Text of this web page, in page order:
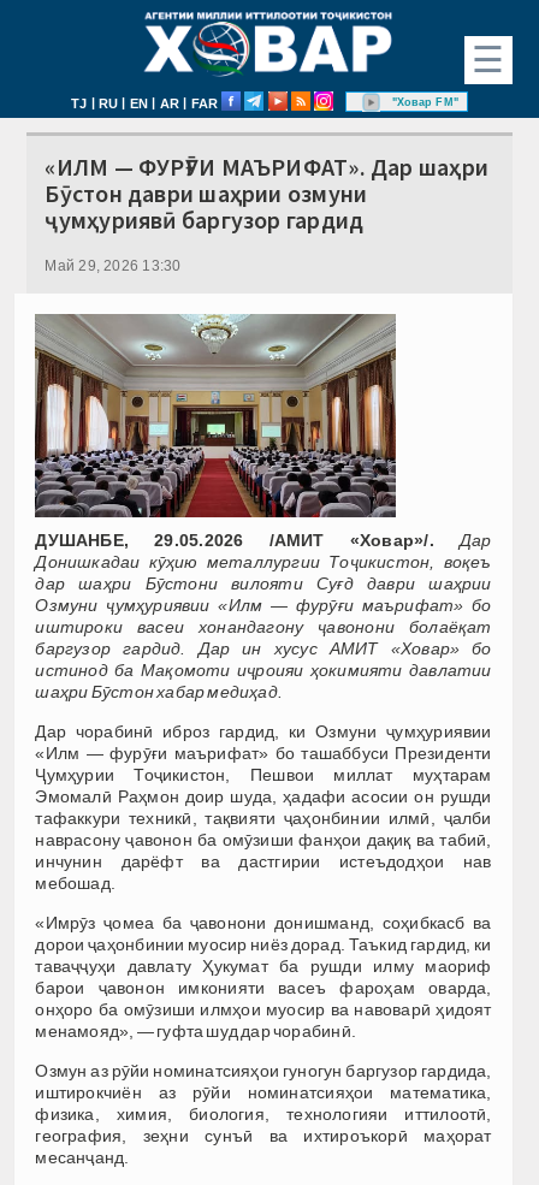
☰
TJ | RU | EN | AR | FAR "Ховар FM"
«ИЛМ — ФУРӮҒИ МАЪРИФАТ». Дар шаҳри
Бӯстон даври шаҳрии озмуни
ҷумҳуриявӣ баргузор гардид
Май 29, 2026 13:30
ДУШАНБЕ, 29.05.2026 /АМИТ «Ховар»/.
Дар
Донишкадаи кӯҳию металлургии Тоҷикистон, воқеъ
дар шаҳри Бӯстони вилояти Суғд даври шаҳрии
Озмуни ҷумҳуриявии «Илм — фурӯғи маърифат» бо
иштироки васеи хонандагону ҷавонони болаёқат
баргузор гардид. Дар ин хусус АМИТ «Ховар» бо
истинод ба Мақомоти иҷроияи ҳокимияти давлатии
шаҳри Бӯстон хабар медиҳад.
Дар чорабинӣ иброз гардид, ки Озмуни ҷумҳуриявии
«Илм — фурӯғи маърифат» бо ташаббуси Президенти
Ҷумҳурии Тоҷикистон, Пешвои миллат муҳтарам
Эмомалӣ Раҳмон доир шуда, ҳадафи асосии он рушди
тафаккури техникӣ, тақвияти ҷаҳонбинии илмӣ, ҷалби
наврасону ҷавонон ба омӯзиши фанҳои дақиқ ва табиӣ,
инчунин дарёфт ва дастгирии истеъдодҳои нав
мебошад.
«Имрӯз ҷомеа ба ҷавонони донишманд, соҳибкасб ва
дорои ҷаҳонбинии муосир ниёз дорад. Таъкид гардид, ки
таваҷҷуҳи давлату Ҳукумат ба рушди илму маориф
барои ҷавонон имконияти васеъ фароҳам оварда,
онҳоро ба омӯзиши илмҳои муосир ва навоварӣ ҳидоят
менамояд», — гуфта шуд дар чорабинӣ.
Озмун аз рӯйи номинатсияҳои гуногун баргузор гардида,
иштирокчиён аз рӯйи номинатсияҳои математика,
физика, химия, биология, технологияи иттилоотӣ,
география, зеҳни сунъӣ ва ихтироъкорӣ маҳорат
месанҷанд.